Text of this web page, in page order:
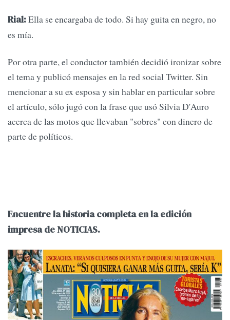
Rial:Ella se encargaba de todo. Si hay guita en negro, no
es mía.
Por otra parte, el conductor también decidió ironizar sobre
el tema y publicó mensajes en la red social Twitter. Sin
mencionar a su ex esposa y sin hablar en particular sobre
el artículo, sólo jugó con la frase que usó Silvia D'Auro
acerca de las motos que llevaban "sobres" con dinero de
parte de políticos.
Encuentre la historia completa en la edición
impresa de NOTICIAS.